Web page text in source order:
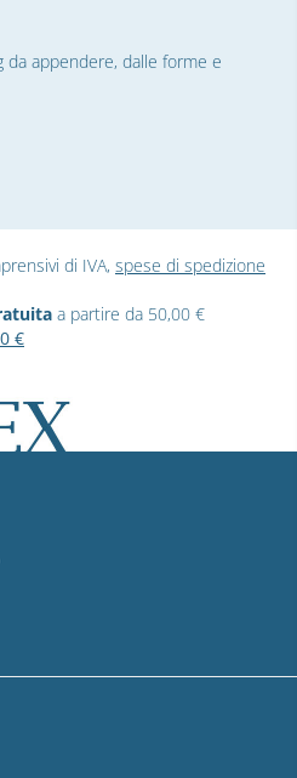
da appendere, dalle forme e
di IVA, spese di spedizione
a partire da 50,00 €
€